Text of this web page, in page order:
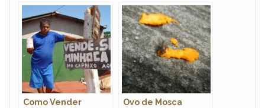
Como Vender
Ovo de Mosca